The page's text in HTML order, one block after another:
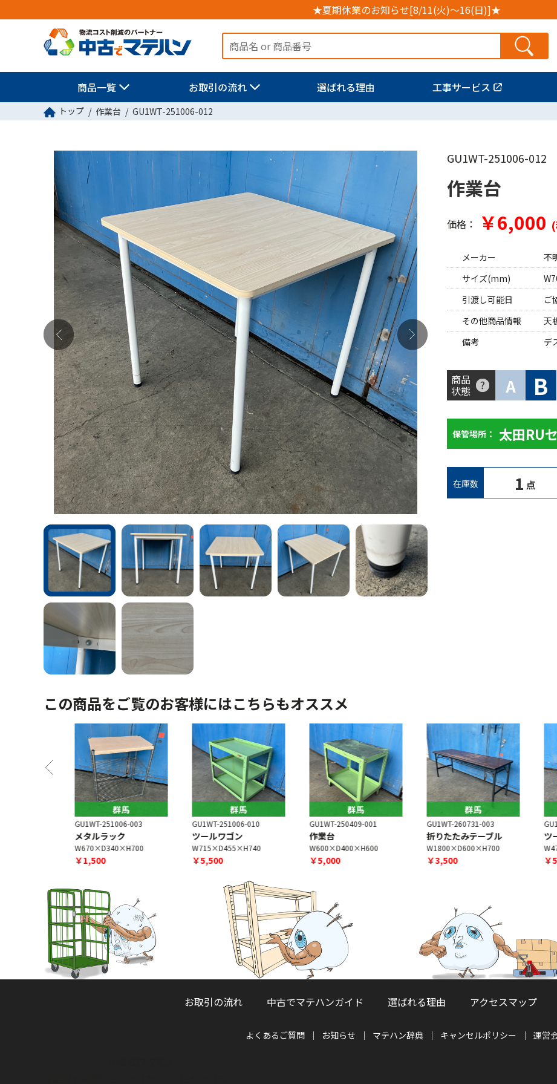
★夏期休業のお知らせ[8/11(火)～16(日)]★
商品一覧 お取引の流れ 選ばれる理由 工事サービス
トップ 作業台 GU1WT-251006-012
GU1WT-251006-012
作業台
価格： ￥6,000
メーカー
不
サイズ(mm)
引渡し可能日
ご
その他商品情報
天
備考
デ
商品
状態 A B
保管場所： 太田RU
在庫数 1 点
この商品をご覧のお客様にはこちらもオススメ
群馬
GU1WT-251006-003
メタルラック
W670×D340×H700
￥1,500
群馬
GU1WT-251006-010
ツールワゴン
W715×D455×H740
￥5,500
群馬
GU1WT-250409-001
作業台
W600×D400×H600
￥5,000
群馬
GU1WT-260731-003
折りたたみテーブル
W1800×D600×H700
￥3,500
ツ
￥
お取引の流れ 中古でマテハンガイド 選ばれる理由 アクセスマップ
よくあるご質問 お知らせ マテハン辞典 キャンセルポリシー 運営